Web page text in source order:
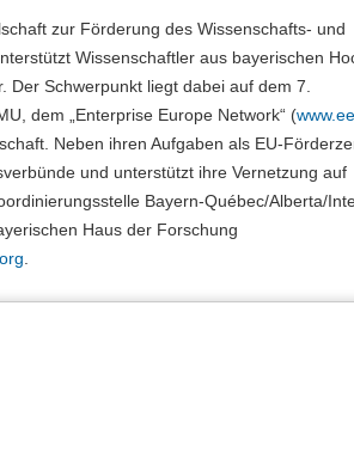
zur Förderung des Wissenschafts- und
Wissenschaftler aus bayerischen
Der Schwerpunkt liegt dabei auf dem 7.
dem „Enterprise Europe Network“ (
Neben ihren Aufgaben als EU-
und unterstützt ihre Vernetzung auf
Bayern-Québec/Alberta/
Haus der Forschung
.